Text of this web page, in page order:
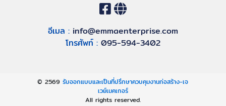
อีเมล : info@emmaenterprise.com
โทรศัพท์ : 095-594-3402
© 2569รับออกแบบและเป็นที่ปรึกษาควบคุมงานก่อสร้าง-เจ
เวย์เมคเกอร์
All rights reserved.